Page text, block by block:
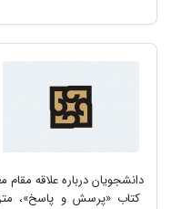
دانشجویان درباره علاقه
کتاب «پرسش و پاسخ»، متن